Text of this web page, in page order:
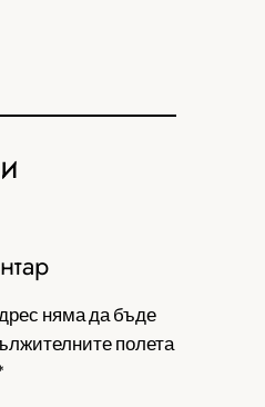
няма да бъде
полета